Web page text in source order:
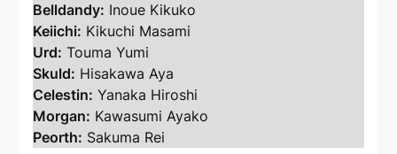
Belldandy: Inoue Kikuko
Keiichi: Kikuchi Masami
Urd: Touma Yumi
Skuld: Hisakawa Aya
Celestin: Yanaka Hiroshi
Morgan: Kawasumi Ayako
Peorth: Sakuma Rei